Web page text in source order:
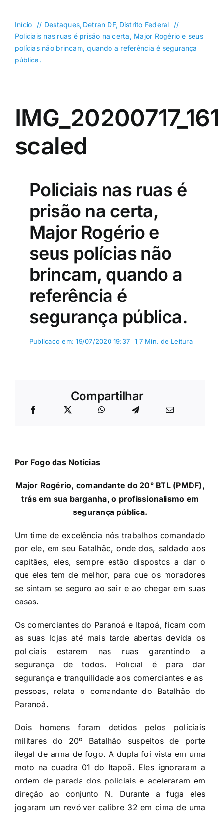
Goiás
Política
Saúde
Colunas e Blogs
Buscar
resultados
Início Destaques Detran DF Distrito Federal
Policiais nas ruas é prisão na certa, Major Rogério e seus
polícias não brincam, quando a referência é segurança
pública.
scaled
Policiais nas ruas é
prisão na certa,
Major Rogério e
seus polícias não
brincam, quando a
referência é
segurança pública.
Publicado em: 19/07/2020 19:37 1,7 Min. de Leitura
Compartilhar
Por Fogo das Notícias
Major Rogério, comandante do 20° BTL (PMDF),
trás em sua barganha, o profissionalismo em
segurança pública.
Um time de excelência nós trabalhos comandado
por ele, em seu Batalhão, onde dos, saldado aos
capitães, eles, sempre estão dispostos a dar o
que eles tem de melhor, para que os moradores
se sintam se seguro ao sair e ao chegar em suas
casas.
Os comerciantes do Paranoá e Itapoá, ficam com
as suas lojas até mais tarde abertas devida os
policiais estarem nas ruas garantindo a
segurança de todos. Policial é para dar
segurança e tranquilidade aos comerciantes e as
pessoas, relata o comandante do Batalhão do
Paranoá.
Dois homens foram detidos pelos policiais
militares do 20º Batalhão suspeitos de porte
ilegal de arma de fogo. A dupla foi vista em uma
moto na quadra 01 do Itapoã. Eles ignoraram a
ordem de parada dos policiais e aceleraram em
direção ao conjunto N. Durante a fuga eles
jogaram um revólver calibre 32 em cima de uma